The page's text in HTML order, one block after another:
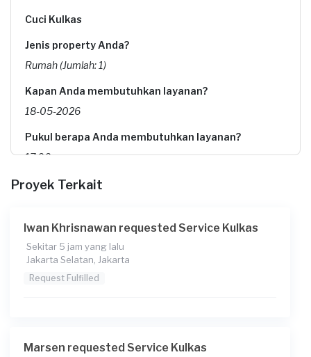
Cuci Kulkas
Jenis property Anda?
Rumah (Jumlah: 1)
Kapan Anda membutuhkan layanan?
18-05-2026
Pukul berapa Anda membutuhkan layanan?
17:00
Berapa budget total untuk layanan ini?
Catatan
Hanya mau ganti karet freezer
Proyek Terkait
Iwan Khrisnawan requested Service Kulkas
Sekitar 5 jam yang lalu
Jakarta Selatan, Jakarta
Request Fulfilled
Marsen requested Service Kulkas